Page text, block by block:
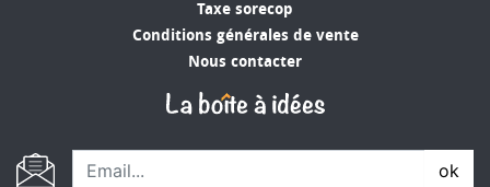
parfaitement à vos exigences. Que ce soit pour
une convention, un salon professionnel ou un
cadeau d’entreprise, nos objets high tech
personnalisables sont le choix idéal pour
d’affaires. N’attendez plus pour consulter notre
offre et découvrir les multiples possibilités que
Taxe sorecop
Conditions générales de vente
Nous contacter
ok